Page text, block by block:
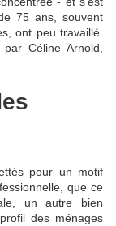
75 ans, souvent
ont peu travaillé.
par Céline Arnold,
pour un motif
que ce
un autre bien
des ménages